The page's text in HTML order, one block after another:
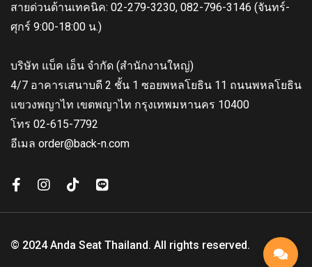
สายด่วนด้านเทคนิค: 02-279-3230, 082-796-3146 (จันทร์-
ศุกร์ 9:00-18:00 น.)
บริษัท แบ็ค เอ็น จำกัด (สำนักงานใหญ่)
4/7 อาคารเสนาบดี 2 ชั้น 1 ซอยพหลโยธิน 11 ถนนพหลโยธิน
แขวงพญาไท เขตพญาไท กรุงเทพมหานคร 10400
โทร 02-615-7792
อีเมล order@back-n.com
© 2024 Anda Seat Thailand. All rights reserved.